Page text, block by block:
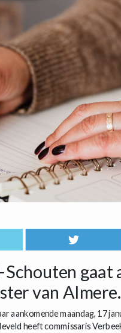
gaat
van Almere.
aankomende maandag, 17
heeft commissaris